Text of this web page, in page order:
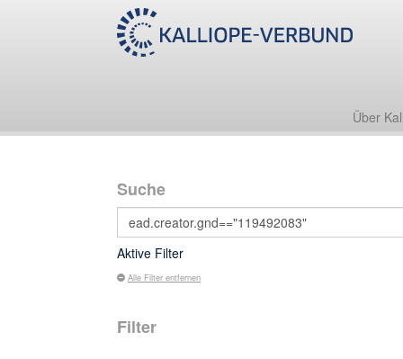
Über
Suche
Aktive Filter
Alle Filter entfernen
Filter